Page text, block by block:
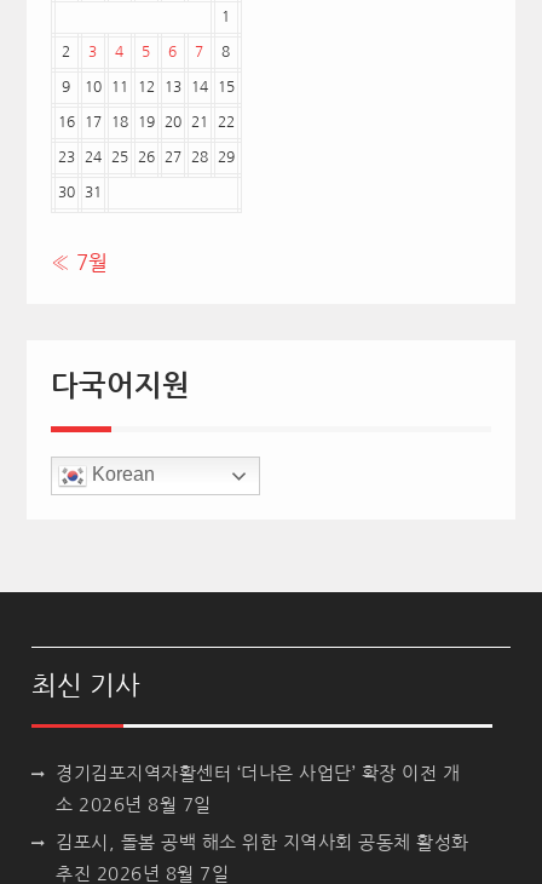
1
2 3 4 5 6 7 8
9 10 11 12 13 14 15
16 17 18 19 20 21 22
23 24 25 26 27 28 29
30 31
« 7월
다국어지원
Korean
최신 기사
경기김포지역자활센터 ‘더나은 사업단’ 확장 이전 개
소 2026년 8월 7일
김포시, 돌봄 공백 해소 위한 지역사회 공동체 활성화
추진 2026년 8월 7일